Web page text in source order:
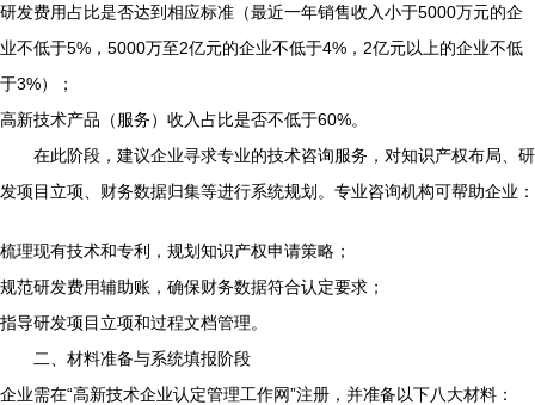
研发费用占比是否达到相应标准（最近一年销售收入小于5000万元的企
业不低于5%，5000万至2亿元的企业不低于4%，2亿元以上的企业不低
于3%）；
高新技术产品（服务）收入占比是否不低于60%。
在此阶段，建议企业寻求专业的技术咨询服务，对知识产权布局、研
发项目立项、财务数据归集等进行系统规划。专业咨询机构可帮助企业：
梳理现有技术和专利，规划知识产权申请策略；
规范研发费用辅助账，确保财务数据符合认定要求；
指导研发项目立项和过程文档管理。
二、材料准备与系统填报阶段
企业需在“高新技术企业认定管理工作网”注册，并准备以下八大材料：